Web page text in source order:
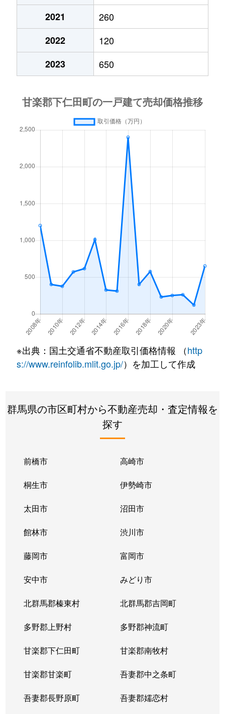
2021
260
2022
120
2023
650
※出典：国土交通省不動産取引価格情報 （http
s://www.reinfolib.mlit.go.jp/）を加工して作成
群馬県の市区町村から不動産売却・査定情報を
探す
前橋市 高崎市
桐生市 伊勢崎市
太田市 沼田市
館林市 渋川市
藤岡市 富岡市
安中市 みどり市
北群馬郡榛東村 北群馬郡吉岡町
多野郡上野村 多野郡神流町
甘楽郡下仁田町 甘楽郡南牧村
甘楽郡甘楽町 吾妻郡中之条町
吾妻郡長野原町 吾妻郡嬬恋村